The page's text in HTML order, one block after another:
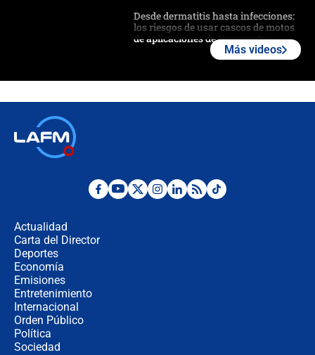
Desde dermatitis hasta infecciones:
los riesgos de usar cascos de motos
de aplicaciones de transporte
Posesión de Abelardo De La Espriella
Más videos
Actualidad
Carta del Director
Deportes
Economía
Emisiones
Entretenimiento
Internacional
Orden Público
Política
Sociedad